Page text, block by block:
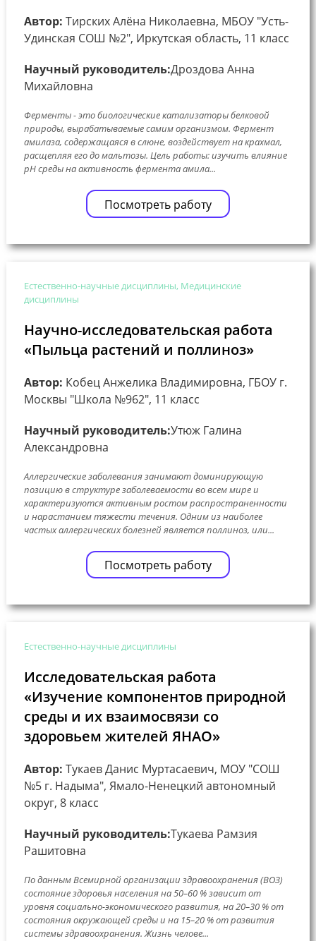
Автор: Тирских Алёна Николаевна, МБОУ "Усть-
Удинская СОШ №2", Иркутская область, 11 класс
Научный руководитель:Дроздова Анна
Михайловна
Ферменты - это биологические катализаторы белковой
природы, вырабатываемые самим организмом. Фермент
амилаза, содержащаяся в слюне, воздействует на крахмал,
расщепляя его до мальтозы. Цель работы: изучить влияние
pH среды на активность фермента амила...
Посмотреть работу
Естественно-научные дисциплины, Медицинские
дисциплины
Научно-исследовательская работа
«Пыльца растений и поллиноз»
Автор: Кобец Анжелика Владимировна, ГБОУ г.
Москвы "Школа №962", 11 класс
Научный руководитель:Утюж Галина
Александровна
Аллергические заболевания занимают доминирующую
позицию в структуре заболеваемости во всем мире и
характеризуются активным ростом распространенности
и нарастанием тяжести течения. Одним из наиболее
частых аллергических болезней является поллиноз, или...
Посмотреть работу
Естественно-научные дисциплины
Исследовательская работа
«Изучение компонентов природной
среды и их взаимосвязи со
здоровьем жителей ЯНАО»
Автор: Тукаев Данис Муртасаевич, МОУ "СОШ
№5 г. Надыма", Ямало-Ненецкий автономный
округ, 8 класс
Научный руководитель:Тукаева Рамзия
Рашитовна
По данным Всемирной организации здравоохранения (ВОЗ)
состояние здоровья населения на 50–60 % зависит от
уровня социально-экономического развития, на 20–30 % от
состояния окружающей среды и на 15–20 % от развития
системы здравоохранения. Жизнь челове...